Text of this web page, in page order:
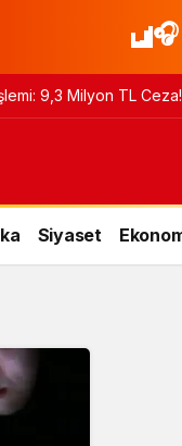
9,3 Milyon TL Ceza!
Siyaset